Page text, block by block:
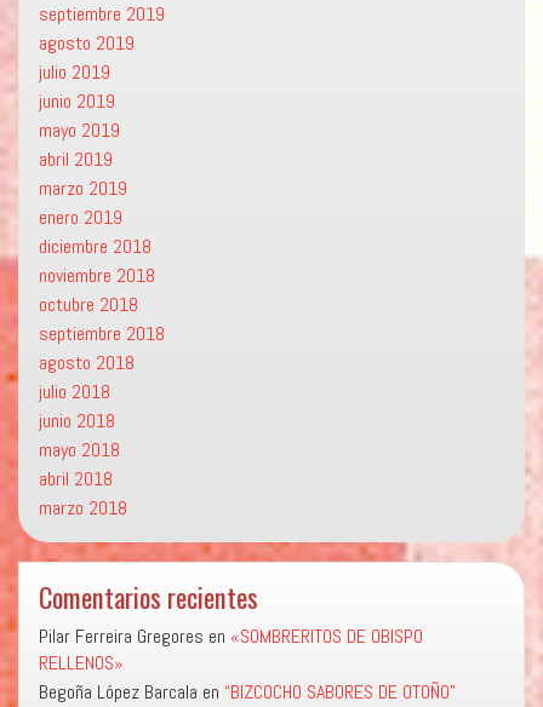
septiembre 2019
agosto 2019
julio 2019
junio 2019
mayo 2019
abril 2019
marzo 2019
enero 2019
diciembre 2018
noviembre 2018
octubre 2018
septiembre 2018
agosto 2018
julio 2018
junio 2018
mayo 2018
abril 2018
marzo 2018
Comentarios recientes
Pilar Ferreira Gregores en «SOMBRERITOS DE OBISPO
RELLENOS»
Begoña López Barcala en “BIZCOCHO SABORES DE OTOÑO”